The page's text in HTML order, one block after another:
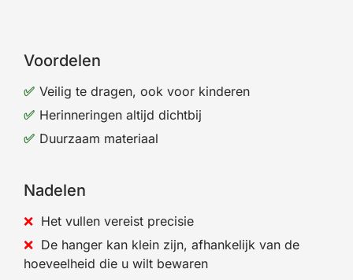
Voordelen
Veilig te dragen, ook voor kinderen
Herinneringen altijd dichtbij
Duurzaam materiaal
Nadelen
Het vullen vereist precisie
De hanger kan klein zijn, afhankelijk van de
hoeveelheid die u wilt bewaren